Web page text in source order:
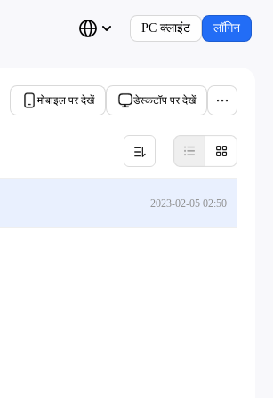
PC क्लाइंट लॉगिन
मोबाइल पर देखें डेस्कटॉप पर देखें
2023-02-05 02:50